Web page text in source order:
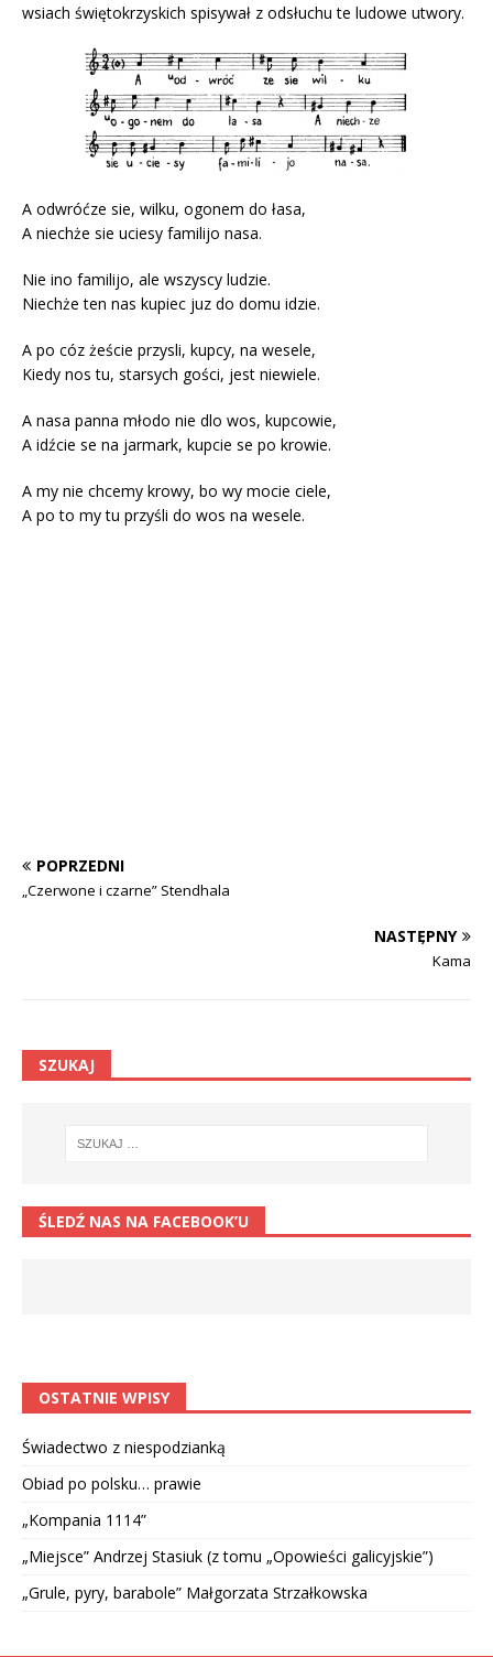
wsiach świętokrzyskich spisywał z odsłuchu te ludowe utwory.
A odwróćze sie, wilku, ogonem do łasa,
A niechże sie uciesy familijo nasa.
Nie ino familijo, ale wszyscy ludzie.
Niechże ten nas kupiec juz do domu idzie.
A po cóz żeście przysli, kupcy, na wesele,
Kiedy nos tu, starsych gości, jest niewiele.
A nasa panna młodo nie dlo wos, kupcowie,
A idźcie se na jarmark, kupcie se po krowie.
A my nie chcemy krowy, bo wy mocie ciele,
A po to my tu przyśli do wos na wesele.
POPRZEDNI
„Czerwone i czarne” Stendhala
NASTĘPNY
Kama
SZUKAJ
ŚLEDŹ NAS NA FACEBOOK’U
OSTATNIE WPISY
Świadectwo z niespodzianką
Obiad po polsku… prawie
„Kompania 1114”
„Miejsce” Andrzej Stasiuk (z tomu „Opowieści galicyjskie”)
„Grule, pyry, barabole” Małgorzata Strzałkowska